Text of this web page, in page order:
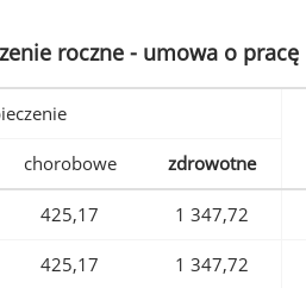
roczne - umowa o pracę
chorobowe zdrowotne
425,17 1 347,72
425,17 1 347,72